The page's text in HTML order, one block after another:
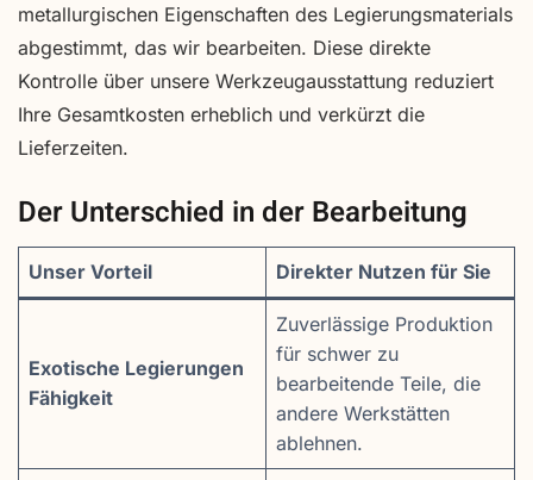
metallurgischen Eigenschaften des Legierungsmaterials
abgestimmt, das wir bearbeiten. Diese direkte
Kontrolle über unsere Werkzeugausstattung reduziert
Ihre Gesamtkosten erheblich und verkürzt die
Lieferzeiten.
Der Unterschied in der Bearbeitung
Unser Vorteil Direkter Nutzen für Sie
Exotische Legierungen
Fähigkeit
Zuverlässige Produktion
für schwer zu
bearbeitende Teile, die
andere Werkstätten
ablehnen.